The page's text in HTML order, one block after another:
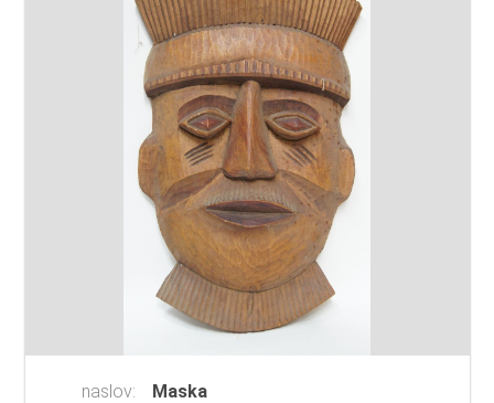
naslov:
Maska